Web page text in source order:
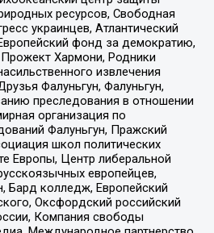
ресурсов, Свободная
украинцев, Атлантический
фонд за демократию,
Хармони, Родники
извлечения
Фалуньгун, Фалуньгун,
преследования в отношении
организация по
Фалуньгун, Пражский
школ политических
Европы, Центр либеральной
европейцев,
Бард колледж, Европейский
Оксфордский российский
Компания свободы